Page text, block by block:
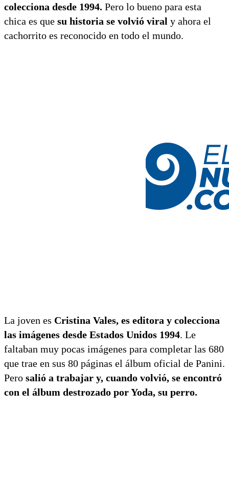
colecciona desde 1994. Pero lo bueno para esta
chica es que su historia se volvió viral y ahora el
cachorrito es reconocido en todo el mundo.
La joven es Cristina Vales, es editora y colecciona
las imágenes desde Estados Unidos 1994. Le
faltaban muy pocas imágenes para completar las 680
que trae en sus 80 páginas el álbum oficial de Panini.
Pero salió a trabajar y, cuando volvió, se encontró
con el álbum destrozado por Yoda, su perro.